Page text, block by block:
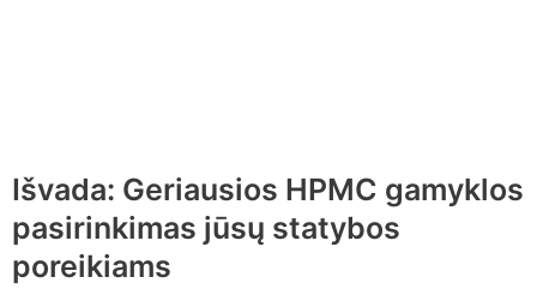
Išvada: Geriausios HPMC gamyklos
pasirinkimas jūsų statybos
poreikiams